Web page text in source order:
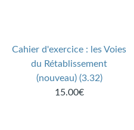
Cahier d'exercice : les Voies
du Rétablissement
(nouveau) (3.32)
15.00€